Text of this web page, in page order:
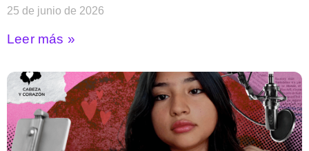
25 de junio de 2026
Leer más »